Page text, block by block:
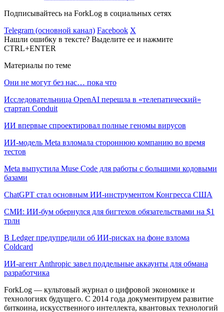
Подписывайтесь на ForkLog в социальных сетях
Telegram (основной канал) Facebook X
Нашли ошибку в тексте? Выделите ее и нажмите
CTRL+ENTER
Материалы по теме
Они не могут без нас… пока что
Исследовательница OpenAI перешла в «телепатический»
стартап Conduit
ИИ впервые спроектировал полные геномы вирусов
ИИ-модель Meta взломала стороннюю компанию во время
тестов
Meta выпустила Muse Code для работы с большими кодовыми
базами
ChatGPT стал основным ИИ-инструментом Конгресса США
СМИ: ИИ-бум обернулся для бигтехов обязательствами на $1
трлн
В Ledger предупредили об ИИ-рисках на фоне взлома
Coldcard
ИИ-агент Anthropic завел поддельные аккаунты для обмана
разработчика
ForkLog — культовый журнал о цифровой экономике и
технологиях будущего. С 2014 года документируем развитие
биткоина, искусственного интеллекта, квантовых технологий